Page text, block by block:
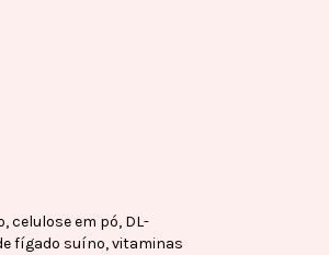
celulose em pó, DL-
fígado suíno, vitaminas